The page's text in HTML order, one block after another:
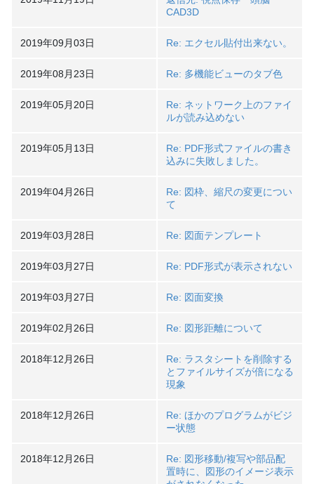
CAD3D
2019年09月03日 Re: エクセル貼付出来ない。
2019年08月23日 Re: 多機能ビューのタブ色
2019年05月20日
Re: ネットワーク上のファイ
ルが読み込めない
2019年05月13日
Re: PDF形式ファイルの書き
込みに失敗しました。
2019年04月26日
Re: 図枠、縮尺の変更につい
て
2019年03月28日 Re: 図面テンプレート
2019年03月27日 Re: PDF形式が表示されない
2019年03月27日 Re: 図面変換
2019年02月26日 Re: 図形距離について
2018年12月26日
Re: ラスタシートを削除する
とファイルサイズが倍になる
現象
2018年12月26日
Re: ほかのプログラムがビジ
ー状態
2018年12月26日
Re: 図形移動/複写や部品配
置時に、図形のイメージ表示